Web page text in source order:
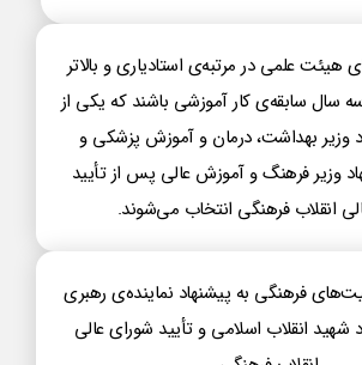
هیئت علمی در مرتبه‌ی استادیاری و بالاتر
سال سابقه‌ی کار آموزشی باشند که یکی از
وزیر بهداشت، درمان و آموزش پزشکی و
وزیر فرهنگ و آموزش عالی پس از تأیید
انقلاب فرهنگی انتخاب می‌شوند.
فرهنگی به پیشنهاد نماینده‌ی رهبری
شهید انقلاب اسلامی و تأیید شورای عالی